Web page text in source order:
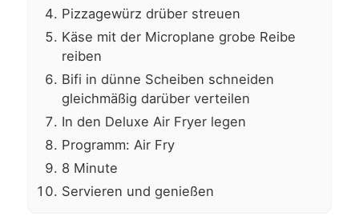
Pizzagewürz drüber streuen
Käse mit der Microplane grobe Reibe
reiben
Bifi in dünne Scheiben schneiden
gleichmäßig darüber verteilen
In den Deluxe Air Fryer legen
Programm: Air Fry
8 Minute
Servieren und genießen